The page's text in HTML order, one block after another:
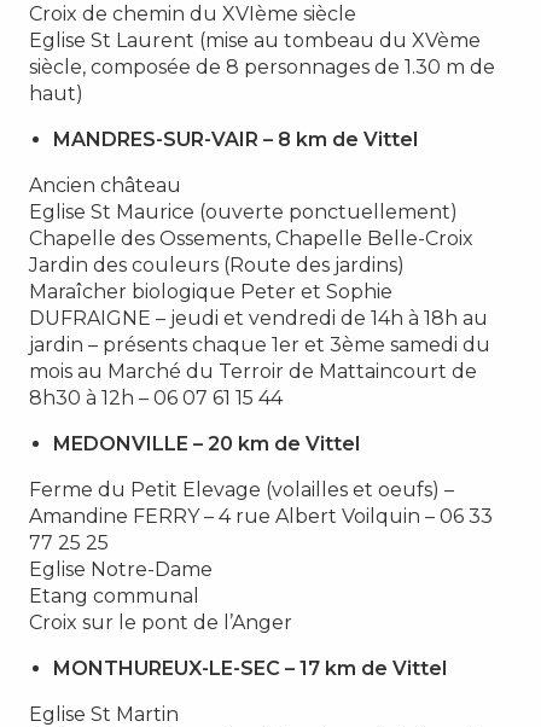
Croix de chemin du XVIème siècle
Eglise St Laurent (mise au tombeau du XVème
siècle, composée de 8 personnages de 1.30 m de
haut)
MANDRES-SUR-VAIR – 8 km de Vittel
Ancien château
Eglise St Maurice (ouverte ponctuellement)
Chapelle des Ossements, Chapelle Belle-Croix
Jardin des couleurs (Route des jardins)
Maraîcher biologique Peter et Sophie
DUFRAIGNE – jeudi et vendredi de 14h à 18h au
jardin – présents chaque 1er et 3ème samedi du
mois au Marché du Terroir de Mattaincourt de
8h30 à 12h – 06 07 61 15 44
MEDONVILLE – 20 km de Vittel
Ferme du Petit Elevage (volailles et oeufs) –
Amandine FERRY – 4 rue Albert Voilquin – 06 33
77 25 25
Eglise Notre-Dame
Etang communal
Croix sur le pont de l’Anger
MONTHUREUX-LE-SEC – 17 km de Vittel
Eglise St Martin